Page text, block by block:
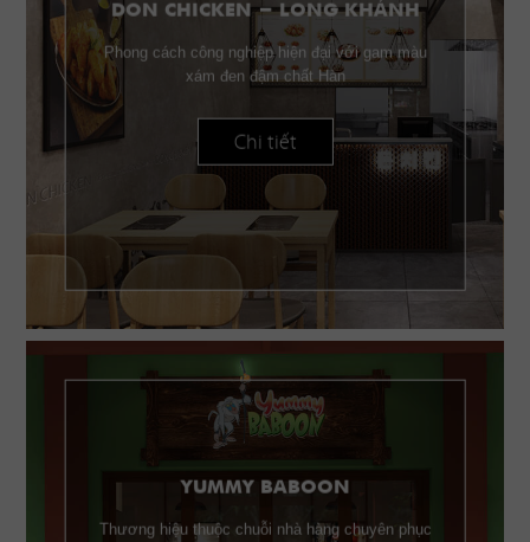
DON CHICKEN - LONG KHÁNH
Phong cách công nghiệp hiện đại với gam màu
xám đen đậm chất Hàn
Chi tiết
YUMMY BABOON
Thương hiệu thuộc chuỗi nhà hàng chuyên phục